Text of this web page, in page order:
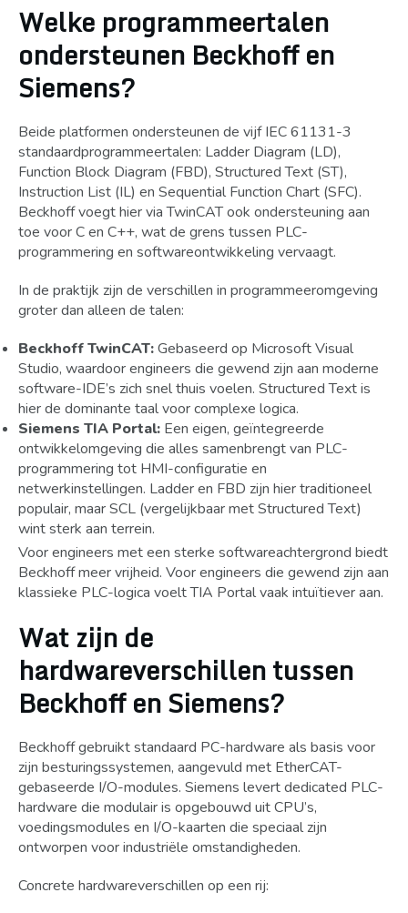
Welke programmeertalen
ondersteunen Beckhoff en
Siemens?
Beide platformen ondersteunen de vijf IEC 61131-3
standaardprogrammeertalen: Ladder Diagram (LD),
Function Block Diagram (FBD), Structured Text (ST),
Instruction List (IL) en Sequential Function Chart (SFC).
Beckhoff voegt hier via TwinCAT ook ondersteuning aan
toe voor C en C++, wat de grens tussen PLC-
programmering en softwareontwikkeling vervaagt.
In de praktijk zijn de verschillen in programmeeromgeving
groter dan alleen de talen:
Beckhoff TwinCAT:Gebaseerd op Microsoft Visual
Studio, waardoor engineers die gewend zijn aan moderne
software-IDE’s zich snel thuis voelen. Structured Text is
hier de dominante taal voor complexe logica.
Siemens TIA Portal: Een eigen, geïntegreerde
ontwikkelomgeving die alles samenbrengt van PLC-
programmering tot HMI-configuratie en
netwerkinstellingen. Ladder en FBD zijn hier traditioneel
populair, maar SCL (vergelijkbaar met Structured Text)
wint sterk aan terrein.
Voor engineers met een sterke softwareachtergrond biedt
Beckhoff meer vrijheid. Voor engineers die gewend zijn aan
klassieke PLC-logica voelt TIA Portal vaak intuïtiever aan.
Wat zijn de
hardwareverschillen tussen
Beckhoff en Siemens?
Beckhoff gebruikt standaard PC-hardware als basis voor
zijn besturingssystemen, aangevuld met EtherCAT-
gebaseerde I/O-modules. Siemens levert dedicated PLC-
hardware die modulair is opgebouwd uit CPU’s,
voedingsmodules en I/O-kaarten die speciaal zijn
ontworpen voor industriële omstandigheden.
Concrete hardwareverschillen op een rij: